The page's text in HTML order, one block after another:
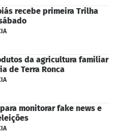
recebe primeira Trilha
da agricultura familiar
de Terra Ronca
monitorar fake news e